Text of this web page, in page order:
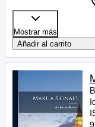
Mostrar más
Añadir al carrito